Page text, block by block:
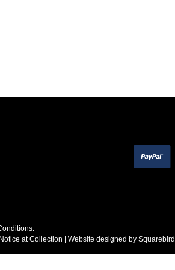
.
Notice at Collection | Website designed by Squarebird